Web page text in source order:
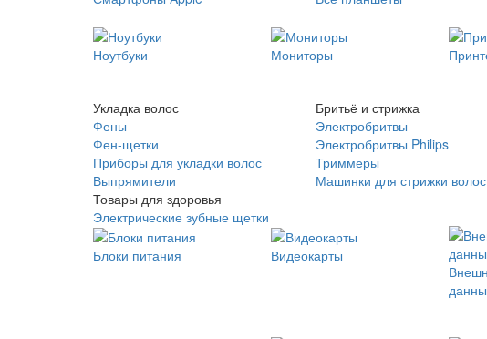
Ноутбуки Мониторы
Укладка волос
Фены
Фен-щетки
Приборы для укладки волос
Выпрямители
Товары для здоровья
Электрические зубные щетки
Бритьё и стрижка
Электробритвы
Электробритвы Philips
Триммеры
Машинки для стрижки волос
Блоки питания
Видеокарты